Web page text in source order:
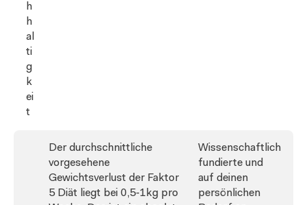
h
h
al
ti
g
k
ei
t
Der durchschnittliche
vorgesehene
Gewichtsverlust der Faktor
5 Diät liegt bei 0,5-1kg pro
Wissenschaftlich
fundierte und
auf deinen
persönlichen